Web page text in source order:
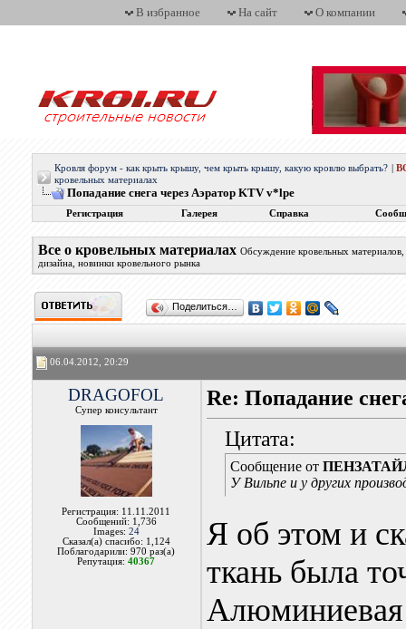
В избранное На сайт О компании
Кровля форум - как крыть крышу, чем крыть крышу, какую кровлю выбрать?
кровельных материалах
Попадание снега через Аэратор KTV v*lpe
Регистрация Галерея Справка
Все о кровельных материалах Обсуждение кровельных
дизайна, новинки кровельного рынка
Поделиться…
06.04.2012, 20:29
DRAGOFOL
Супер консультант
Регистрация: 11.11.2011
Сообщений: 1,736
Images: 24
Сказал(а) спасибо: 1,124
Поблагодарили: 970 раз(а)
Репутация:40367
Re: Попадание
Цитата:
Сообщение от
У Вильпе и у других
Я об этом и
ткань была
Алюминиевая